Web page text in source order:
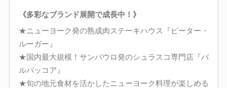
《多彩なブランド展開で成長中！》
★ニューヨーク発の熟成肉ステーキハウス『ピーター・
ルーガー』
★国内最大規模！サンパウロ発のシュラスコ専門店『バ
ルバッコア』
★旬の地元食材を活かしたニューヨーク料理が楽しめる